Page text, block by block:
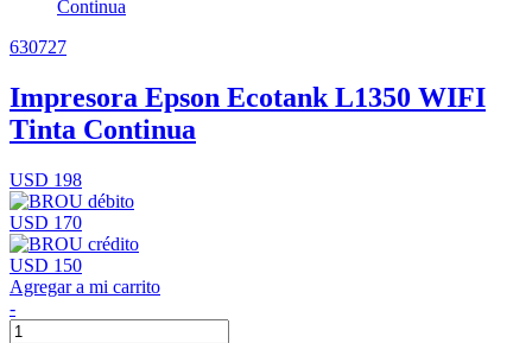
630727
Impresora Epson Ecotank L1350 WIFI
Tinta Continua
USD 198
USD 170
USD 150
Agregar a mi carrito
-